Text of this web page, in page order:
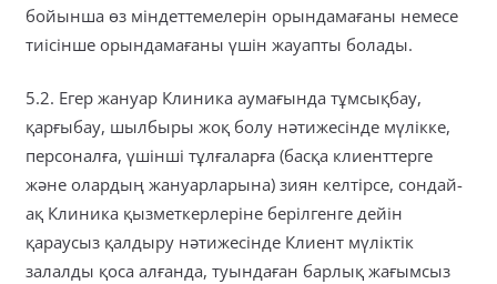
бойынша өз міндеттемелерін орындамағаны немесе
тиісінше орындамағаны үшін жауапты болады.
5.2. Егер жануар Клиника аумағында тұмсықбау,
қарғыбау, шылбыры жоқ болу нәтижесінде мүлікке,
персоналға, үшінші тұлғаларға (басқа клиенттерге
және олардың жануарларына) зиян келтірсе, сондай-
ақ Клиника қызметкерлеріне берілгенге дейін
қараусыз қалдыру нәтижесінде Клиент мүліктік
залалды қоса алғанда, туындаған барлық жағымсыз